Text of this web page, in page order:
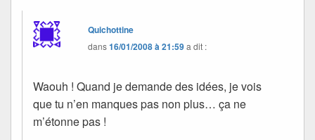
Quichottine
dans16/01/2008 à 21:59a dit :
Waouh ! Quand je demande des idées, je vois
que tu n’en manques pas non plus… ça ne
m’étonne pas !